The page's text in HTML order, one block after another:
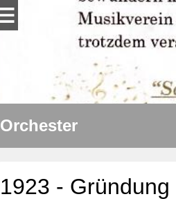
Orchester
1923 -